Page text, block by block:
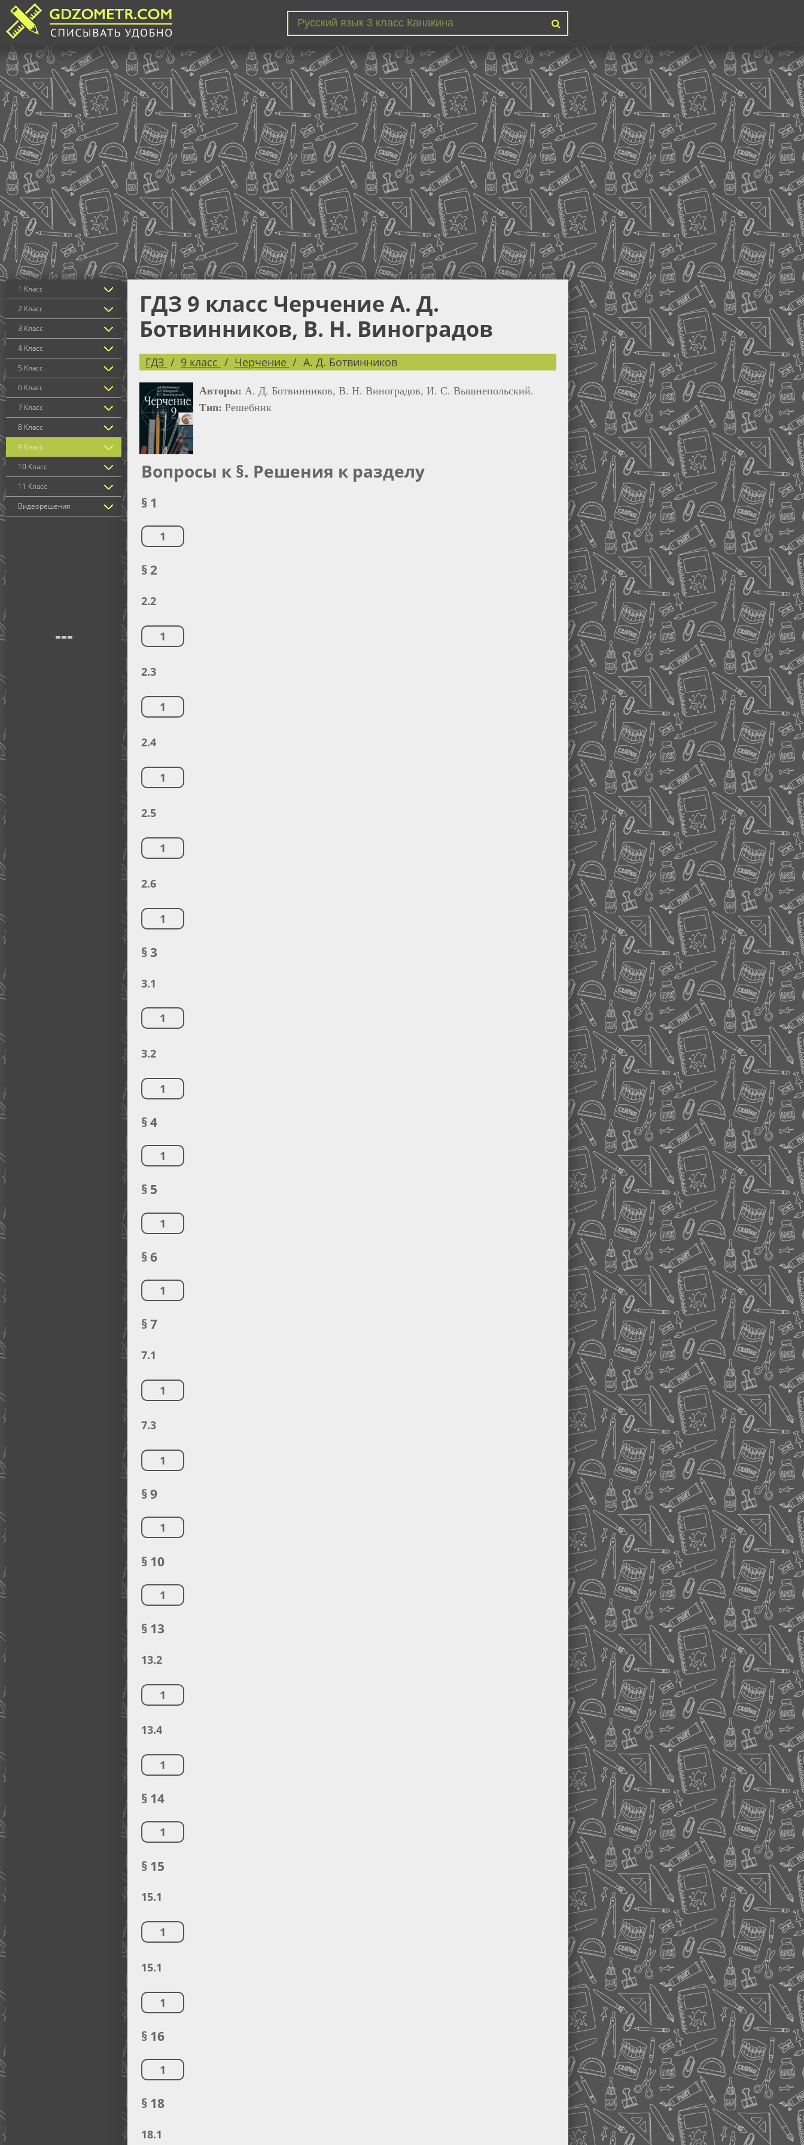
1 Класс
2 Класс
3 Класс
4 Класс
5 Класс
6 Класс
7 Класс
8 Класс
9 Класс
10 Класс
11 Класс
Видеорешения
ГДЗ 9 класс Черчение А. Д.
Ботвинников, В. Н. Виноградов
ГДЗ 9 класс Черчение А. Д. Ботвинников
Авторы:А. Д. Ботвинников, В. Н. Виноградов, И. С. Вышнепольский.
Тип: Решебник
Вопросы к §. Решения к разделу
§ 1
1
§ 2
2.2
1
2.3
1
2.4
1
2.5
1
2.6
1
§ 3
3.1
1
3.2
1
§ 4
1
§ 5
1
§ 6
1
§ 7
7.1
1
7.3
1
§ 9
1
§ 10
1
§ 13
13.2
1
13.4
1
§ 14
1
§ 15
15.1
1
15.1
1
§ 16
1
§ 18
18.1